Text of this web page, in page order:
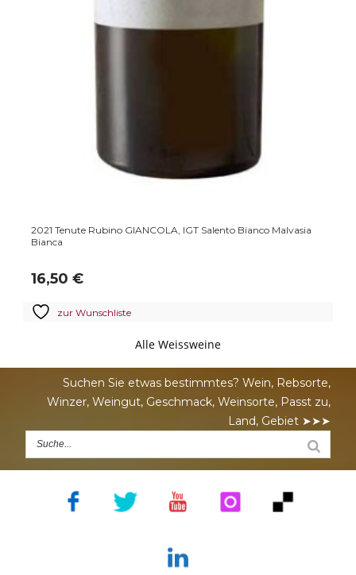
2019 Tenute Rubino PALOMBARA, DOC Manduria Rosso
Primitivo
18,00€
zur Wunschliste
Alle Weissweine
Suchen Sie etwas bestimmtes? Wein, Rebsorte,
Winzer, Weingut, Geschmack, Weinsorte, Passt zu,
Land, Gebiet ➤➤➤